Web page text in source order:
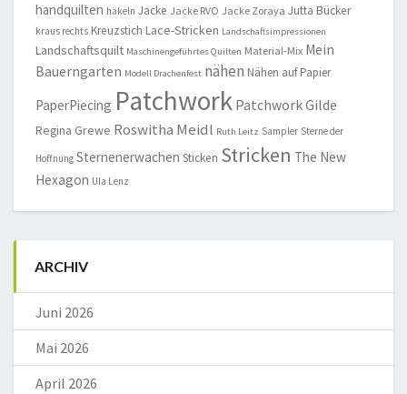
handquilten häkeln Jacke Jacke RVO Jacke Zoraya Jutta Bücker
kraus rechts Kreuzstich Lace-Stricken Landschaftsimpressionen
Landschaftsquilt Maschinengeführtes Quilten Material-Mix Mein
Bauerngarten Modell Drachenfest nähen Nähen auf Papier
PaperPiecing Patchwork Patchwork Gilde
Regina Grewe Roswitha Meidl Ruth Leitz Sampler Sterne der
Hoffnung Sternenerwachen Sticken Stricken The New
Hexagon Ula Lenz
ARCHIV
Juni 2026
Mai 2026
April 2026